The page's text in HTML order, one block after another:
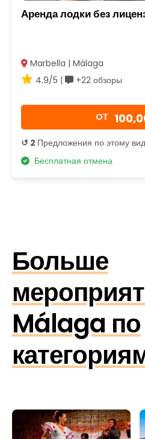
Аренда лодки без
Marbella | Málaga
4.9/5 |
+22 обзоры
OТ
↺ 2 Предложения по этому
Бесплатная отмена
Больше
Málaga по